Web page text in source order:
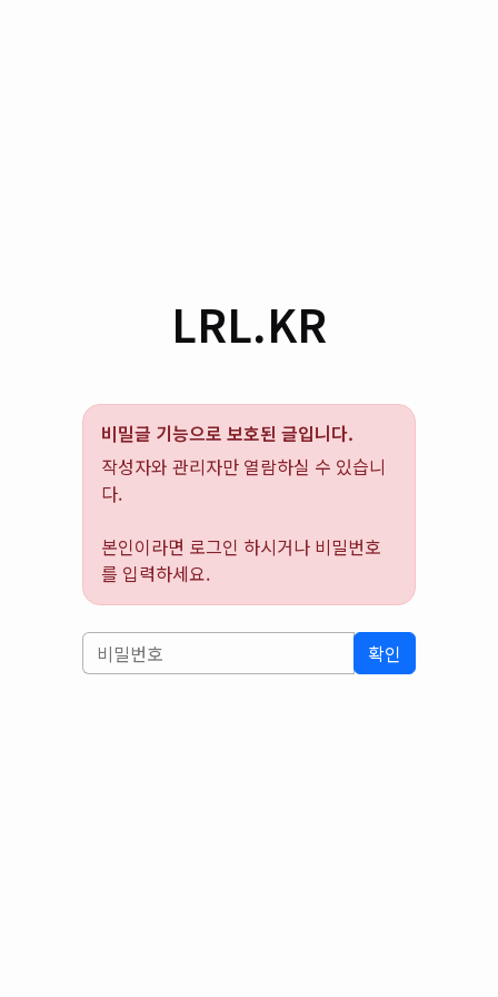
LRL.KR
비밀글 기능으로 보호된 글입니다.
작성자와 관리자만 열람하실 수 있습니
다.
본인이라면 로그인 하시거나 비밀번호
를 입력하세요.
확인